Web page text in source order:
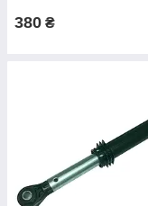
380 ₴